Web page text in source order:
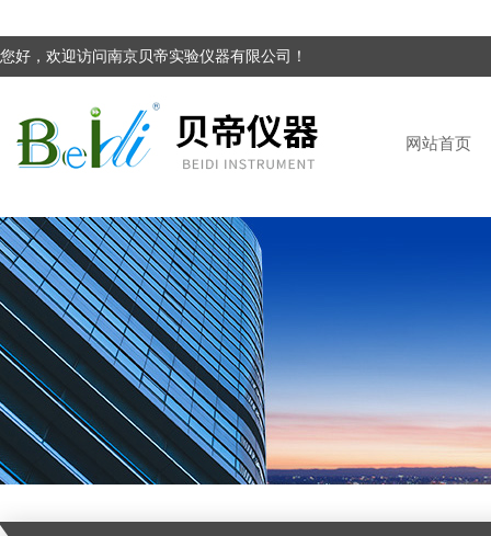
您好，欢迎访问南京贝帝实验仪器有限公司！
网站首页